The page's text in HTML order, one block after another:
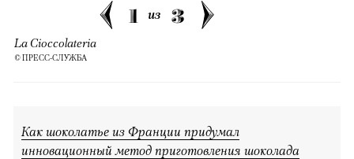
1 из 3
La Cioccolateria
© ПРЕСС-СЛУЖБА
Как шоколатье из Франции придумал
инновационный метод приготовления шоколада